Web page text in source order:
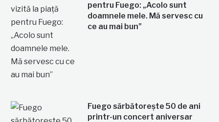
pentru Fuego: „Acolo sunt
doamnele mele. Mă servesc cu
ce au mai bun”
Fuego sărbătorește 50 de ani
printr-un concert aniversar